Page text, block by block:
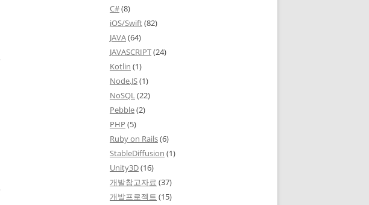
C#(8)
iOS/Swift(82)
JAVA(64)
JAVASCRIPT(24)
Kotlin (1)
Node.JS(1)
NoSQL(22)
Pebble(2)
PHP (5)
Ruby on Rails(6)
StableDiffusion (1)
Unity3D(16)
개발참고자료 (37)
개발프로젝트 (15)